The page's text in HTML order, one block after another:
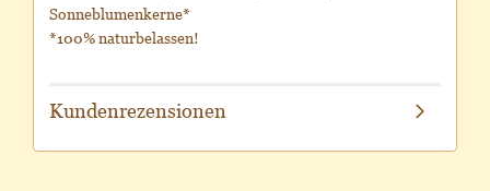
Sonneblumenkerne*
*100% naturbelassen!
Kundenrezensionen